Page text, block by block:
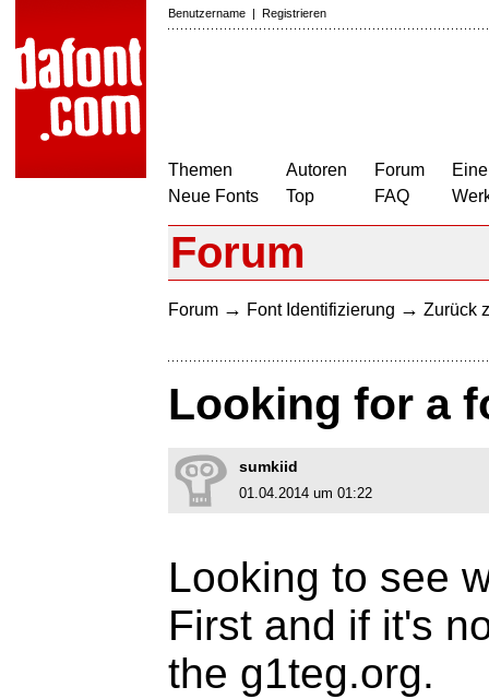
Benutzername | Registrieren
Themen
Neue Fonts
Autoren
Top
Forum
FAQ
Forum
Forum → Font Identifizierung → Zurück
Looking for a
sumkiid
01.04.2014 um 01:22
Looking to see
First and if it's
the g1teg.org.